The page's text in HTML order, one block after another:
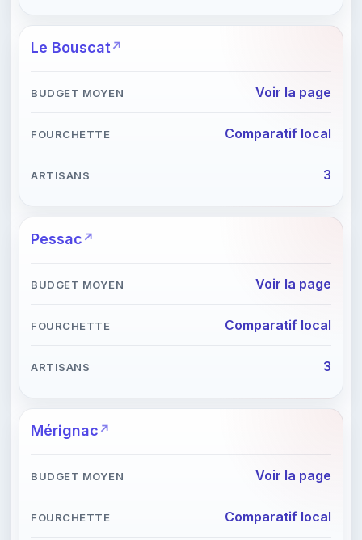
Le Bouscat
Voir la page
Comparatif local
3
Pessac
Voir la page
Comparatif local
3
Mérignac
Voir la page
Comparatif local